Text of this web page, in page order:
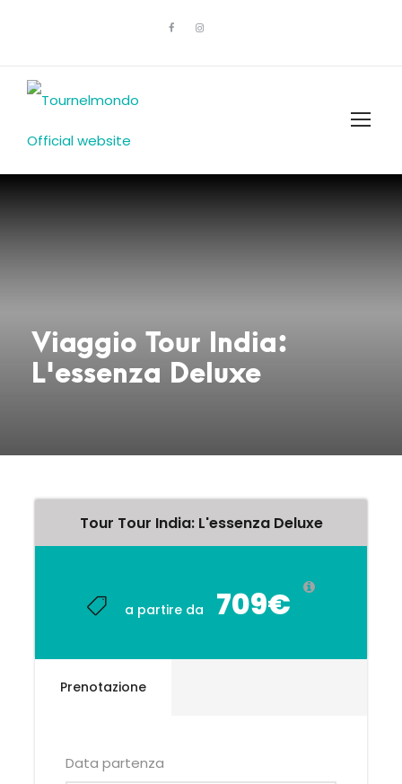
Viaggio Tour India:
L'essenza Deluxe
Tour Tour India: L'essenza Deluxe
a partire da 709€
Prenotazione
Data partenza